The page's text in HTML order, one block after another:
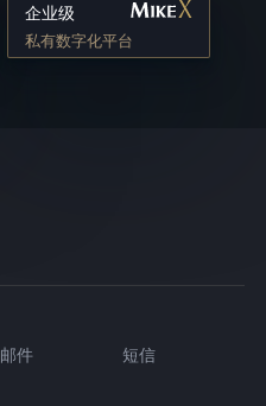
企业级
私有数字化平台
邮件
短信